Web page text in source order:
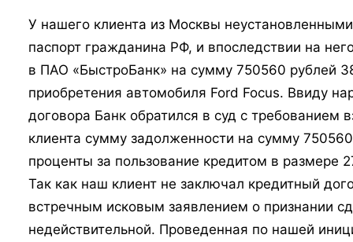
У нашего клиента из Москвы
паспорт гражданина РФ, и впоследствии на
в ПАО «БыстроБанк» на сумму 750560 рублей
приобретения автомобиля Ford Focus. Ввиду
договора Банк обратился в суд с требованием
клиента сумму задолженности на сумму
проценты за пользование кредитом в размере
Так как наш клиент не заключал кредитный
встречным исковым заявлением о признании
недействительной. Проведенная по нашей